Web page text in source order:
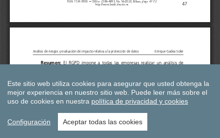
Este sitio web utiliza cookies para asegurar que usted obtenga la
mejor experiencia en nuestro sitio web. Puede leer más sobre el
uso de cookies en nuestra política de privacidad y cookies
Configuración Aceptar todas las cookies